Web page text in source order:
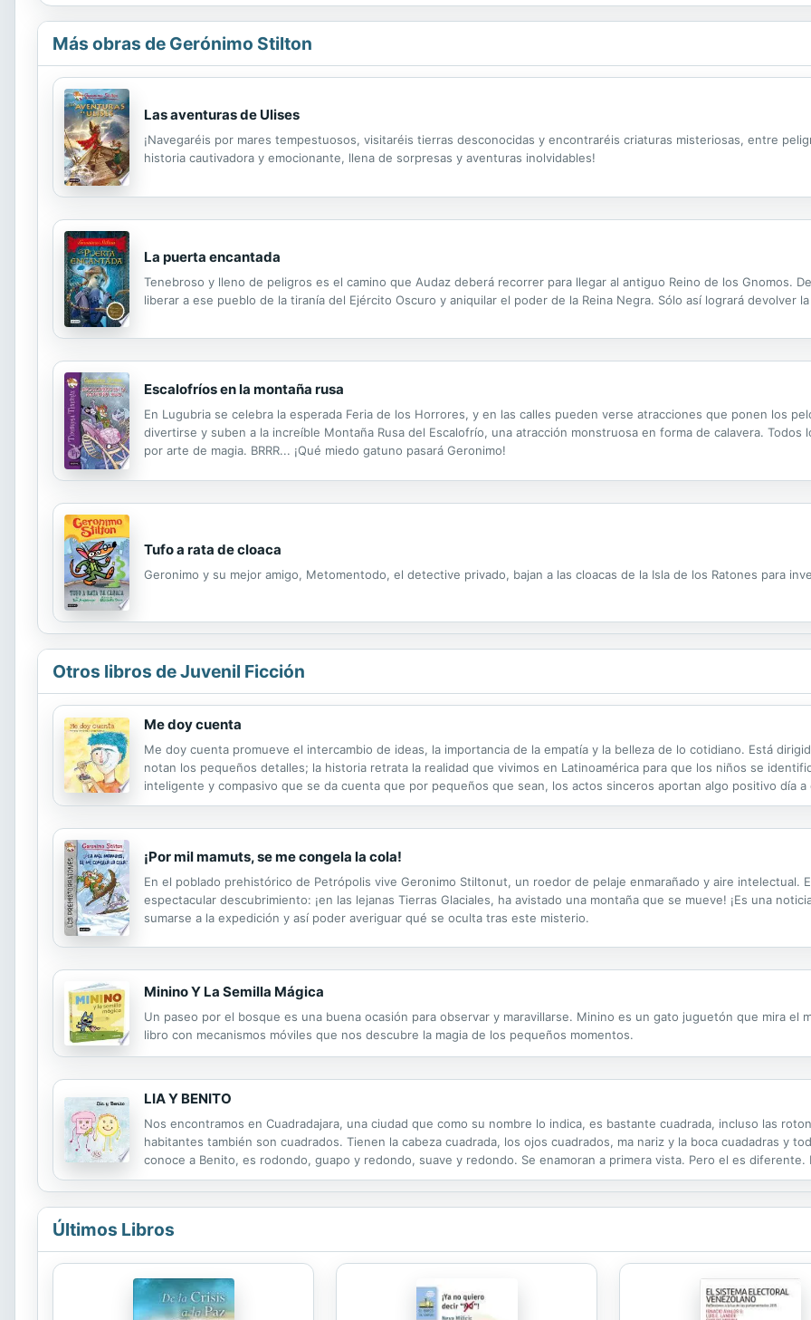
Más obras de Gerónimo Stilton
Las aventuras de Ulises
¡Navegaréis por mares tempestuosos, visitaréis tierras desconocidas y encontraréis criaturas misteriosas, entre
historia cautivadora y emocionante, llena de sorpresas y aventuras inolvidables!
La puerta encantada
Tenebroso y lleno de peligros es el camino que Audaz deberá recorrer para llegar al antiguo Reino de los Gnomos.
liberar a ese pueblo de la tiranía del Ejército Oscuro y aniquilar el poder de la Reina Negra. Sólo así logrará devolver
Escalofríos en la montaña rusa
En Lugubria se celebra la esperada Feria de los Horrores, y en las calles pueden verse atracciones que ponen los
divertirse y suben a la increíble Montaña Rusa del Escalofrío, una atracción monstruosa en forma de calavera. Todos
por arte de magia. BRRR... ¡Qué miedo gatuno pasará Geronimo!
Tufo a rata de cloaca
Geronimo y su mejor amigo, Metomentodo, el detective privado, bajan a las cloacas de la Isla de los Ratones para
Otros libros de Juvenil Ficción
Me doy cuenta
Me doy cuenta promueve el intercambio de ideas, la importancia de la empatía y la belleza de lo cotidiano. Está
notan los pequeños detalles; la historia retrata la realidad que vivimos en Latinoamérica para que los niños se
inteligente y compasivo que se da cuenta que por pequeños que sean, los actos sinceros aportan algo positivo día a
¡Por mil mamuts, se me congela la cola!
En el poblado prehistórico de Petrópolis vive Geronimo Stiltonut, un roedor de pelaje enmarañado y aire intelectual.
espectacular descubrimiento: ¡en las lejanas Tierras Glaciales, ha avistado una montaña que se mueve! ¡Es una
sumarse a la expedición y así poder averiguar qué se oculta tras este misterio.
Minino Y La Semilla Mágica
Un paseo por el bosque es una buena ocasión para observar y maravillarse. Minino es un gato juguetón que mira el
libro con mecanismos móviles que nos descubre la magia de los pequeños momentos.
LIA Y BENITO
Nos encontramos en Cuadradajara, una ciudad que como su nombre lo indica, es bastante cuadrada, incluso las
habitantes también son cuadrados. Tienen la cabeza cuadrada, los ojos cuadrados, ma nariz y la boca cuadadras y
conoce a Benito, es rodondo, guapo y redondo, suave y redondo. Se enamoran a primera vista. Pero el es
quieren a alguien diferente. Aqui, hay una pequena historia sobre la tolerancia, la aceptation del otro a pesar la
Últimos Libros